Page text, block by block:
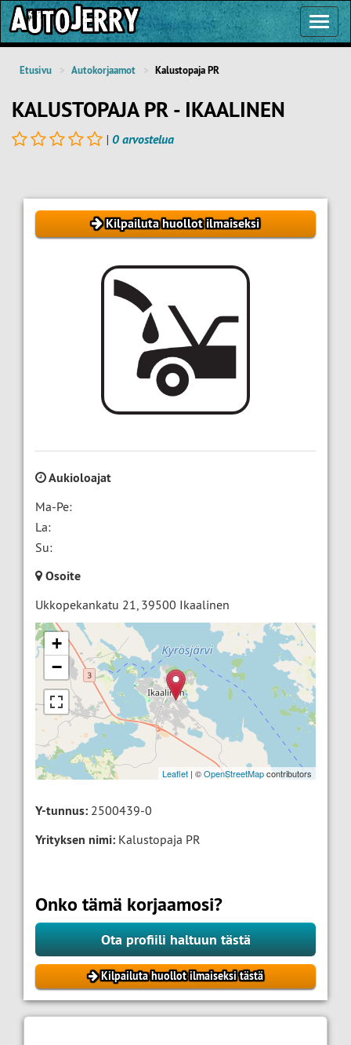
Etusivu Autokorjaamot Kalustopaja PR
KALUSTOPAJA PR - IKAALINEN
| 0 arvostelua
Kilpailuta huollot ilmaiseksi
Aukioloajat
Ma-Pe:
La:
Su:
Osoite
Ukkopekankatu 21, 39500 Ikaalinen
+
−
Leaflet | ©OpenStreetMapcontributors
Y-tunnus: 2500439-0
Yrityksen nimi: Kalustopaja PR
Onko tämä korjaamosi?
Ota profiili haltuun tästä
Kilpailuta huollot ilmaiseksi tästä